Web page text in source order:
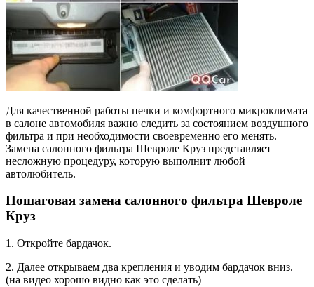
Для качественной работы печки и комфортного микроклимата
в салоне автомобиля важно следить за состоянием воздушного
фильтра и при необходимости своевременно его менять.
Замена салонного фильтра Шевроле Круз представляет
несложную процедуру, которую выполнит любой
автолюбитель.
Пошаговая замена салонного фильтра Шевроле
Круз
1. Откройте бардачок.
2. Далее открываем два крепления и уводим бардачок вниз.
(на видео хорошо видно как это сделать)